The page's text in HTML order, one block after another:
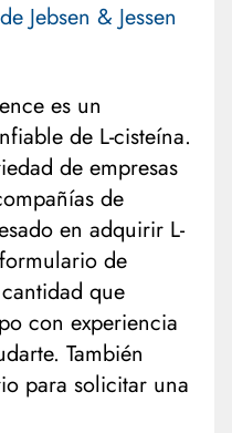
Jebsen & Jessen
es un
de L-cisteína.
de empresas
de
en adquirir L-
de
que
con experiencia
También
para solicitar una